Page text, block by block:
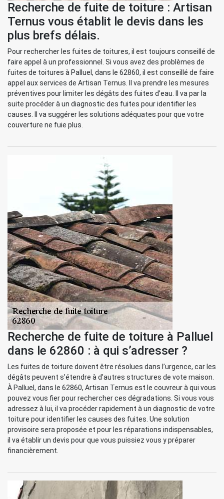
Recherche de fuite de toiture : Artisan
Ternus vous établit le devis dans les
plus brefs délais.
Pour rechercher les fuites de toitures, il est toujours conseillé de
faire appel à un professionnel. Si vous avez des problèmes de
fuites de toitures à Palluel, dans le 62860, il est conseillé de faire
appel aux services de Artisan Ternus. Il va prendre les mesures
préventives pour limiter les dégâts des fuites d’eau. Il va par la
suite procéder à un diagnostic des fuites pour identifier les
causes. Il va suggérer les solutions adéquates pour que votre
couverture ne fuie plus.
Recherche de fuite de toiture à Palluel
dans le 62860 : à qui s’adresser ?
Les fuites de toiture doivent être résolues dans l’urgence, car les
dégâts peuvent s’étendre à d’autres structures de vote maison.
À Palluel, dans le 62860, Artisan Ternus est le couvreur à qui vous
pouvez vous fier pour rechercher ces dégradations. Si vous vous
adressez à lui, il va procéder rapidement à un diagnostic de votre
toiture pour identifier les causes des fuites. Une solution
provisoire sera proposée et pour les réparations indispensables,
il va établir un devis pour que vous puissiez vous y préparer
financièrement.